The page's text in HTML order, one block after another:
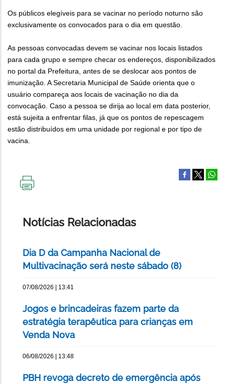
Os públicos elegíveis para se vacinar no período noturno são
exclusivamente os convocados para o dia em questão.
As pessoas convocadas devem se vacinar nos locais listados
para cada grupo e sempre checar os endereços, disponibilizados
no portal da Prefeitura, antes de se deslocar aos pontos de
imunização. A Secretaria Municipal de Saúde orienta que o
usuário compareça aos locais de vacinação no dia da
convocação. Caso a pessoa se dirija ao local em data posterior,
está sujeita a enfrentar filas, já que os pontos de repescagem
estão distribuídos em uma unidade por regional e por tipo de
vacina.
Notícias Relacionadas
Dia D da Campanha Nacional de
Multivacinação será neste sábado (8)
07/08/2026 | 13:41
Jogos e brincadeiras fazem parte da
estratégia terapêutica para crianças em
Venda Nova
06/08/2026 | 13:48
PBH revoga decreto de emergência após